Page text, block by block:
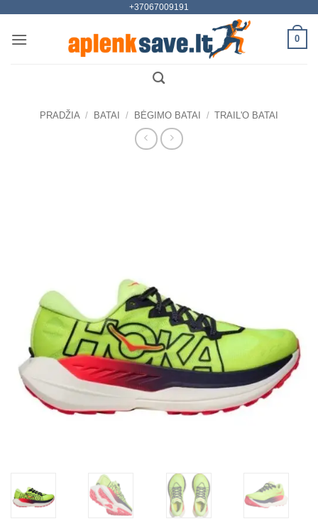
content
+37067009191
0
PRADŽIA / BATAI / BĖGIMO BATAI / TRAIL'O BATAI